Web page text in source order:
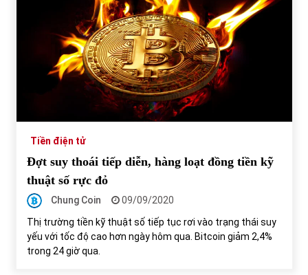
Tiền điện tử
Đợt suy thoái tiếp diễn, hàng loạt đồng tiền kỹ
thuật số rực đỏ
Chung Coin
09/09/2020
Thị trường tiền kỹ thuật số tiếp tục rơi vào trạng thái suy
yếu với tốc độ cao hơn ngày hôm qua. Bitcoin giảm 2,4%
trong 24 giờ qua.